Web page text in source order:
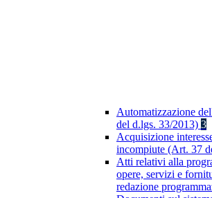
Automatizzazione
del d.lgs. 33/2013) 3
Acquisizione
incompiute (Art. 37
Atti relativi alla
opere, servizi e
redazione